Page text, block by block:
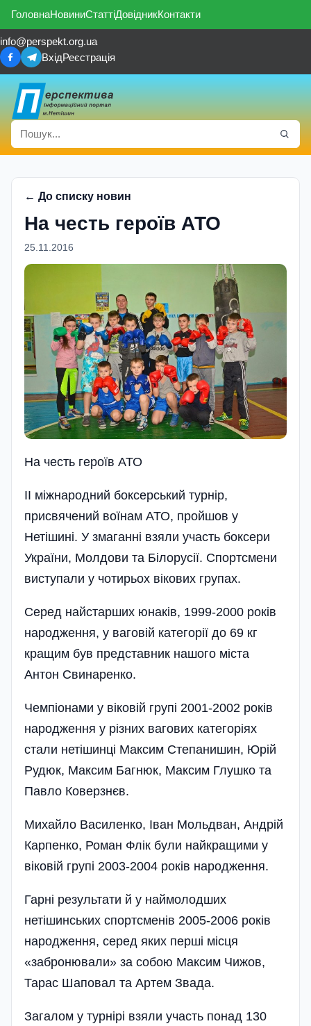
ГоловнаНовиниСтаттіДовідникКонтакти
info@perspekt.org.ua
ВхідРеєстрація
← До списку новин
На честь героїв АТО
25.11.2016
На честь героїв АТО
ІІ міжнародний боксерський турнір,
присвячений воїнам АТО, пройшов у
Нетішині. У змаганні взяли участь боксери
України, Молдови та Білорусії. Спортсмени
виступали у чотирьох вікових групах.
Серед найстарших юнаків, 1999-2000 років
народження, у ваговій категорії до 69 кг
кращим був представник нашого міста
Антон Свинаренко.
Чемпіонами у віковій групі 2001-2002 років
народження у різних ва­гових категоріях
стали нетішинці Максим Степанишин, Юрій
Рудюк, Максим Багнюк, Максим Глушко та
Павло Коверзнєв.
Михайло Василенко, Іван Мольдван, Андрій
Карпенко, Роман Флік були найкращими у
віковій групі 2003-2004 років народження.
Гарні результати й у наймолодших
нетішинських спортсменів 2005-2006 років
народження, серед яких перші місця
«забронювали» за собою Максим Чижов,
Тарас Шаповал та Артем Звада.
Загалом у турнірі взяли участь понад 130